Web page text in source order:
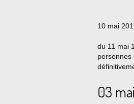
10 mai
du 11 mai
personnes
03